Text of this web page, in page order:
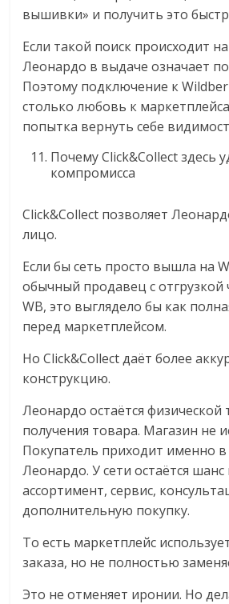
вышивки» и получить это
Если такой поиск происходит
Леонардо в выдаче означает
Поэтому подключение к
столько любовь к
попытка вернуть себе
Почему Click&Collect здесь
компромисса
Click&Collect позволяет
лицо.
Если бы сеть просто вышла на
обычный продавец с отгрузкой
WB, это выглядело бы как
перед маркетплейсом.
Но Click&Collect даёт более
конструкцию.
Леонардо остаётся физической
получения товара. Магазин не
Покупатель приходит именно в
Леонардо. У сети остаётся шанс
ассортимент, сервис,
дополнительную покупку.
То есть маркетплейс
заказа, но не полностью
Это не отменяет иронии. Но